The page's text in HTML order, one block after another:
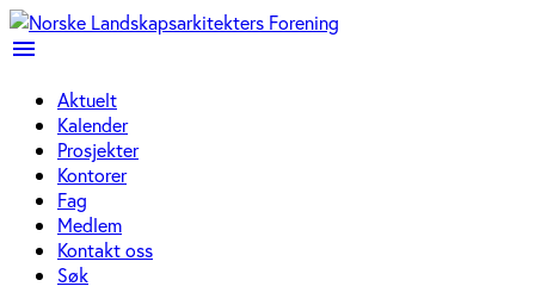
menu
Aktuelt
Kalender
Prosjekter
Kontorer
Fag
Medlem
Kontakt oss
Søk